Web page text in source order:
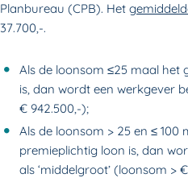
Planbureau (CPB). Het
37.700,-.
Als de loonsom ≤25 maal het
is, dan wordt een werkgever
€ 942.500,-);
Als de loonsom > 25 en ≤ 100
premieplichtig loon is, dan
als ‘middelgroot’ (loonsom >